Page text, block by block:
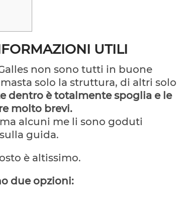
UTILI
non sono tutti in buone
solo la struttura, di altri solo
dentro è totalmente spoglia e le
molto brevi.
alcuni me li sono goduti
guida.
è altissimo.
due opzioni: